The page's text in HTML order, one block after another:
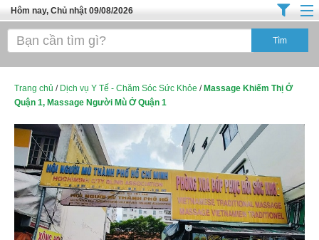
Hôm nay, Chủ nhật 09/08/2026
Trang chủ
Tuyển Sinh Đào Tạo
Đồ Dùng Nội Ngoại Thất
Điện Tử Điện Máy
Làm Đẹp
Thời Trang
Trang chủ / Dịch vụ Y Tế - Chăm Sóc Sức Khỏe / Massage Khiếm Thị Ở
Quận 1, Massage Người Mù Ở Quận 1